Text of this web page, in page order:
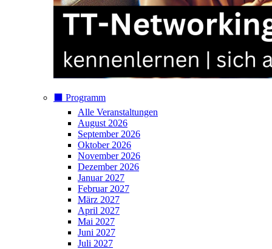
⬛️ Programm
Alle Veranstaltungen
August 2026
September 2026
Oktober 2026
November 2026
Dezember 2026
Januar 2027
Februar 2027
März 2027
April 2027
Mai 2027
Juni 2027
Juli 2027